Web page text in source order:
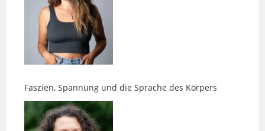
Faszien, Spannung und die Sprache des Körpers